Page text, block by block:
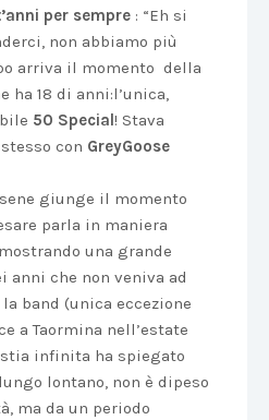
per sempre : “Eh si
non abbiamo più
arriva il momento della
ha 18 di anni:l’unica,
50 Special! Stava
con GreyGoose
giunge il momento
parla in maniera
una grande
anni che non veniva ad
band (unica eccezione
a Taormina nell’estate
infinita ha spiegato
lontano, non è dipeso
ma da un periodo